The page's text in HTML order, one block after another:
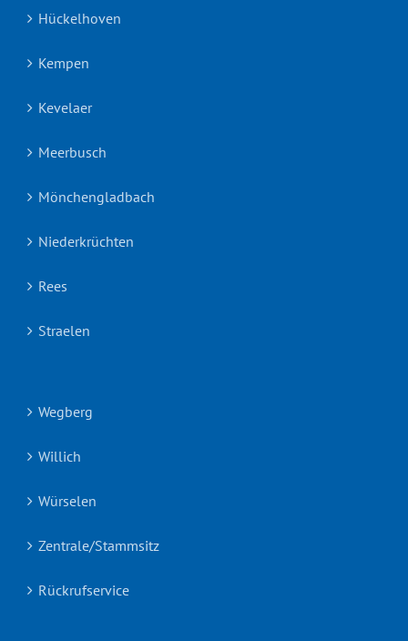
Hückelhoven
Kempen
Kevelaer
Meerbusch
Mönchengladbach
Niederkrüchten
Rees
Straelen
Wegberg
Willich
Würselen
Zentrale/Stammsitz
Rückrufservice